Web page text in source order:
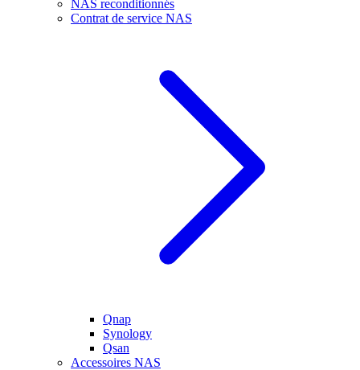
NAS reconditionnés
Contrat de service NAS
Qnap
Synology
Qsan
Accessoires NAS